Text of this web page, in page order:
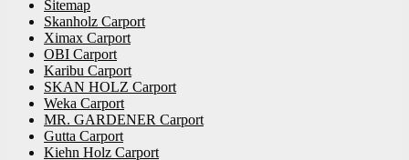
Sitemap
Skanholz Carport
Ximax Carport
OBI Carport
Karibu Carport
SKAN HOLZ Carport
Weka Carport
MR. GARDENER Carport
Gutta Carport
Kiehn Holz Carport